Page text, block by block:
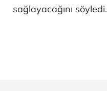
sağlayacağını söyledi.